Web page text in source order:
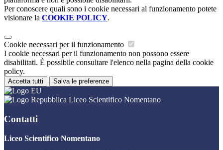
Per conoscere quali sono i cookie necessari al funzionamento potete
visionare la COOKIE POLICY.
Cookie necessari per il funzionamento
I cookie necessari per il funzionamento non possono essere
disabilitati. È possibile consultare l'elenco nella pagina della cookie
policy.
Accetta tutti Salva le preferenze
Liceo Scientifico Nomentano
Contatti
Liceo Scientifico Nomentano